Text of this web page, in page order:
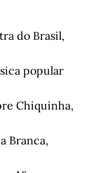
do Brasil,
popular
Chiquinha,
Branca,